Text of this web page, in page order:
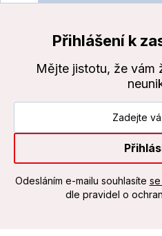
Přihlášení k
Mějte jistotu, že vám
Odesláním e-mailu souhlasíte
dle pravidel o